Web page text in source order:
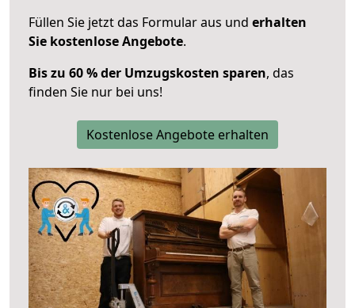
Füllen Sie jetzt das Formular aus und erhalten
Sie kostenlose Angebote.
Bis zu 60 % der Umzugskosten sparen, das
finden Sie nur bei uns!
Kostenlose Angebote erhalten